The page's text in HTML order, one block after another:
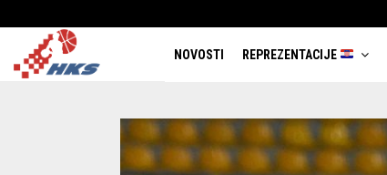
NOVOSTI REPREZENTACIJE